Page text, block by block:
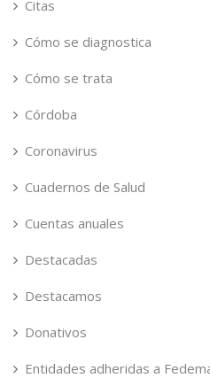
Citas
Cómo se diagnostica
Cómo se trata
Córdoba
Coronavirus
Cuadernos de Salud
Cuentas anuales
Destacadas
Destacamos
Donativos
Entidades adheridas a